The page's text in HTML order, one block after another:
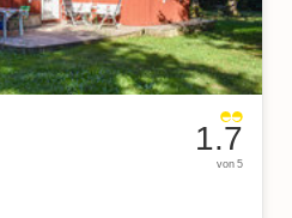
1.7
von 5